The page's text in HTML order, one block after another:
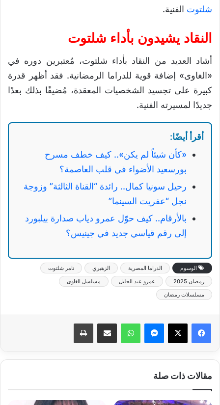
شلتوت الفنية.
النقاد يشيدون بأداء شلتوت
أشاد العديد من النقاد بأداء شلتوت، مُعتبرين دوره في
«الغاوى» إضافة قوية للدراما الرمضانية. فقد أظهر قدرة
كبيرة على تجسيد الشخصيات المعقدة، مُضيفًا بذلك بعدًا
جديدًا لمسيرته الفنية.
أقرأ أيضًا:
«كأن شيئاً لم يكن».. كيف خطف مسرح
بورسعيد الأضواء في قلب العاصمة؟
رحيل سونيا كمال.. رائدة “القناة الثالثة” وزوجة
نجل “عفريت السينما”
بالأرقام.. كيف حوّل عمرو دياب صدارة بيلبورد
إلى رقم قياسي جديد في جينيس؟
الوسوم الدراما المصرية الزهيري
تامر شلتوت
رمضان 2025
عمرو عبد الجليل
مسلسل الغاوى
مسلسلات رمضان
ماسنجر واتساب مشاركة عبر البريد طباعة
مقالات ذات صلة